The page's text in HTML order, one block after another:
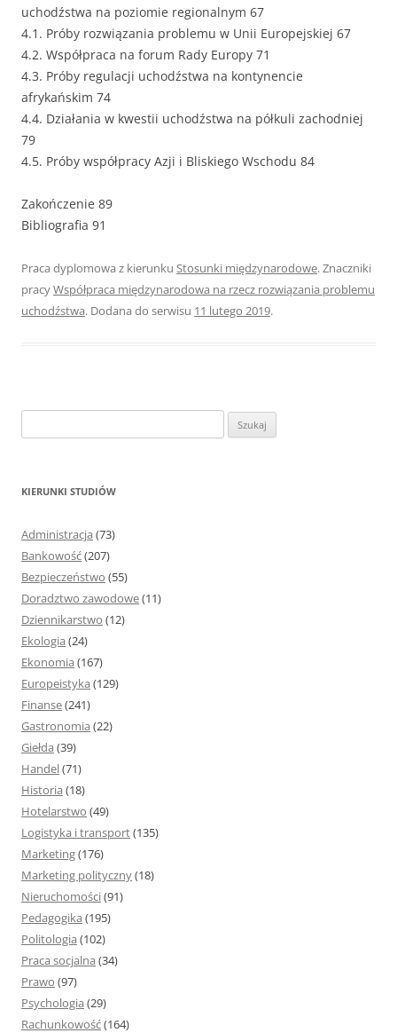
uchodźstwa na poziomie regionalnym 67
4.1. Próby rozwiązania problemu w Unii Europejskiej 67
4.2. Współpraca na forum Rady Europy 71
4.3. Próby regulacji uchodźstwa na kontynencie
afrykańskim 74
4.4. Działania w kwestii uchodźstwa na półkuli zachodniej
79
4.5. Próby współpracy Azji i Bliskiego Wschodu 84
Zakończenie 89
Bibliografia 91
Praca dyplomowa z kierunku Stosunki międzynarodowe. Znaczniki
pracyWspółpraca międzynarodowa na rzecz rozwiązania problemu
uchodźstwa. Dodana do serwisu 11 lutego 2019.
z
KIERUNKI STUDIÓW
Administracja (73)
Bankowość(207)
Bezpieczeństwo (55)
Doradztwo zawodowe(11)
Dziennikarstwo (12)
Ekologia (24)
Ekonomia (167)
Europeistyka (129)
Finanse(241)
Gastronomia (22)
Giełda (39)
Handel(71)
Historia (18)
Hotelarstwo (49)
Logistyka i transport(135)
Marketing(176)
Marketing polityczny(18)
Nieruchomości(91)
Pedagogika (195)
Politologia (102)
Praca socjalna (34)
Prawo (97)
Psychologia (29)
Rachunkowość(164)